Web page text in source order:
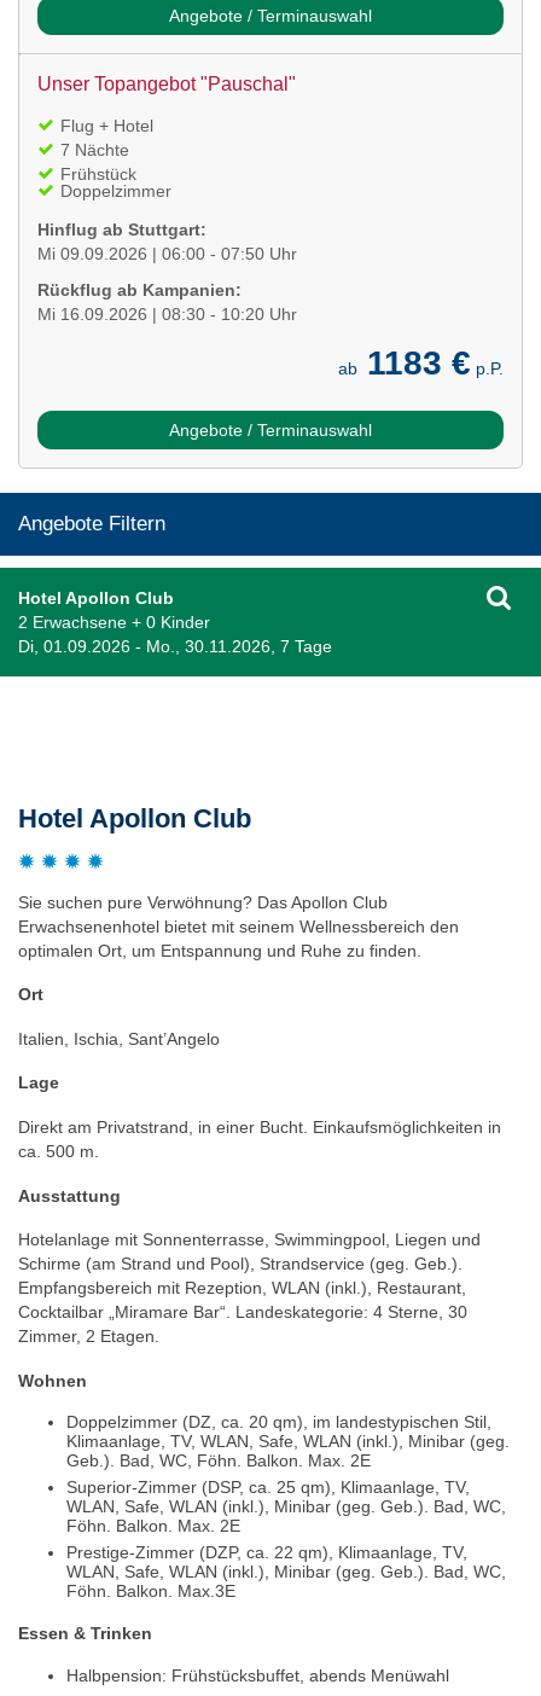
Angebote / Terminauswahl
Unser Topangebot "Pauschal"
Flug + Hotel
7 Nächte
Frühstück
Doppelzimmer
Hinflug ab Stuttgart:
Mi 09.09.2026 | 06:00 - 07:50 Uhr
Rückflug ab Kampanien:
Mi 16.09.2026 | 08:30 - 10:20 Uhr
ab 1183 € p.P.
Angebote / Terminauswahl
Angebote Filtern
Hotel Apollon Club
2 Erwachsene + 0 Kinder
Di, 01.09.2026 - Mo., 30.11.2026, 7 Tage
Hotel Apollon Club
Sie suchen pure Verwöhnung? Das Apollon Club
Erwachsenenhotel bietet mit seinem Wellnessbereich den
optimalen Ort, um Entspannung und Ruhe zu finden.
Ort
Italien, Ischia, Sant’Angelo
Lage
Direkt am Privatstrand, in einer Bucht. Einkaufsmöglichkeiten in
ca. 500 m.
Ausstattung
Hotelanlage mit Sonnenterrasse, Swimmingpool, Liegen und
Schirme (am Strand und Pool), Strandservice (geg. Geb.).
Empfangsbereich mit Rezeption, WLAN (inkl.), Restaurant,
Cocktailbar „Miramare Bar“. Landeskategorie: 4 Sterne, 30
Zimmer, 2 Etagen.
Wohnen
Doppelzimmer (DZ, ca. 20 qm), im landestypischen Stil,
Klimaanlage, TV, WLAN, Safe, WLAN (inkl.), Minibar (geg.
Geb.). Bad, WC, Föhn. Balkon. Max. 2E
Superior-Zimmer (DSP, ca. 25 qm), Klimaanlage, TV,
WLAN, Safe, WLAN (inkl.), Minibar (geg. Geb.). Bad, WC,
Föhn. Balkon. Max. 2E
Prestige-Zimmer (DZP, ca. 22 qm), Klimaanlage, TV,
WLAN, Safe, WLAN (inkl.), Minibar (geg. Geb.). Bad, WC,
Föhn. Balkon. Max.3E
Essen & Trinken
Halbpension: Frühstücksbuffet, abends Menüwahl